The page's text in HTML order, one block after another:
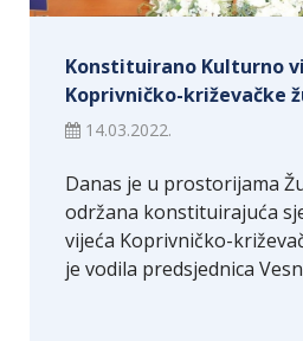
Konstituirano Kulturno
Koprivničko-križevačke
14.03.2022.
Danas je u prostorijama
održana konstituirajuća
vijeća Koprivničko-
je vodila predsjednica